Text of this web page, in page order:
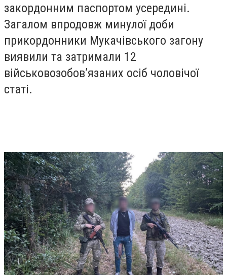
закордонним паспортом усередині.
Загалом впродовж минулої доби
прикордонники Мукачівського загону
виявили та затримали 12
військовозобов’язаних осіб чоловічої
статі.